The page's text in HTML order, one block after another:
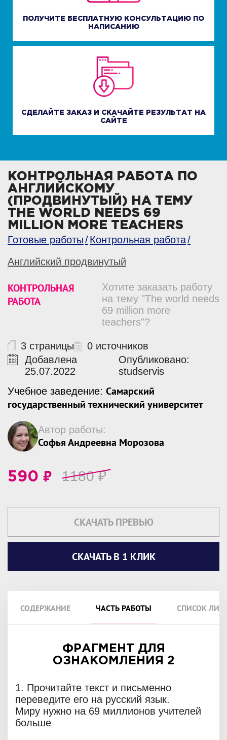
ПОЛУЧИТЕ БЕСПЛАТНУЮ КОНСУЛЬТАЦИЮ ПО
НАПИСАНИЮ
СДЕЛАЙТЕ ЗАКАЗ И СКАЧАЙТЕ РЕЗУЛЬТАТ НА
САЙТЕ
КОНТРОЛЬНАЯ РАБОТА ПО
АНГЛИЙСКОМУ
(ПРОДВИНУТЫЙ) НА ТЕМУ
THE WORLD NEEDS 69
MILLION MORE TEACHERS
Готовые работы
Контрольная работа
Английский продвинутый
КОНТРОЛЬНАЯ
РАБОТА
Хотите заказать работу
на тему "The world needs
69 million more
teachers"?
3 страницы
0 источников
Добавлена
25.07.2022
Опубликовано:
studservis
Учебное заведение: Самарский
государственный технический университет
Автор работы:
Софья Андреевна Морозова
590 ₽ 1180₽
СКАЧАТЬ ПРЕВЬЮ
СКАЧАТЬ В 1 КЛИК
СОДЕРЖАНИЕ ЧАСТЬ РАБОТЫ СПИСОК
ФРАГМЕНТ ДЛЯ
ОЗНАКОМЛЕНИЯ 2
1. Прочитайте текст и письменно
переведите его на русский язык.
Миру нужно на 69 миллионов учителей
больше